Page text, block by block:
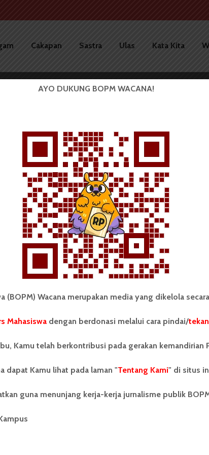
Cakapan Sastra Ulas Kata Kita
BERITA KAMPUS
Mahasiswa FIB Tolak PKKMB
Diisi Materi Bela Negara
Redaksi 25 Juli 2017 2 menit waktu baca
Pers Mahasiswa (BOPM)
kampus dan dikelola
Utara (USU).
Kegiatan Mahasiswa
Sumatera Utara
pada 1 Juli 1995.
Kontribusi
Info Iklan
Pedoman Media Siber
AYO DUKUNG BOPM WACANA!
(BOPM) Wacana merupakan media yang dikelola
Mahasiswadengan berdonasi melalui cara pindai/tekan
Kamu telah berkontribusi pada gerakan kemandirian
dapat Kamu lihat pada laman "Tentang Kami" di situs
guna menunjang kerja-kerja jurnalisme publik